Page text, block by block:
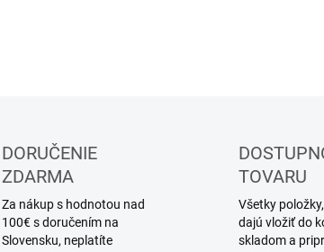
DORUČENIE
ZDARMA
Za nákup s hodnotou nad
100€ s doručením na
Slovensku, neplatíte
TOVARU
Všetky
dajú vložiť do
skladom a